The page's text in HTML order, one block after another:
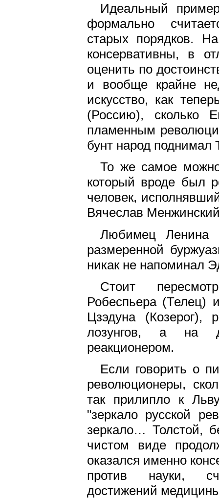
Идеальный
формально
старых порядков.
консервативны, в
оценить по
и вообще крайне
искусство, как
(Россию),
пламенным
бунт народ поднимал
То же самое
который вроде был
человек,
Вячеслав
Любимец Ленина
размеренной
никак не напоминал
Стоит
Робеспьера
Цзэдуна (Козерог),
лозунгов, а на
реакционером.
Если говорить о
революционеры,
так прилипло к
"зеркало русской
зеркало… Толстой,
чистом виде
оказался именно
против науки,
достижений